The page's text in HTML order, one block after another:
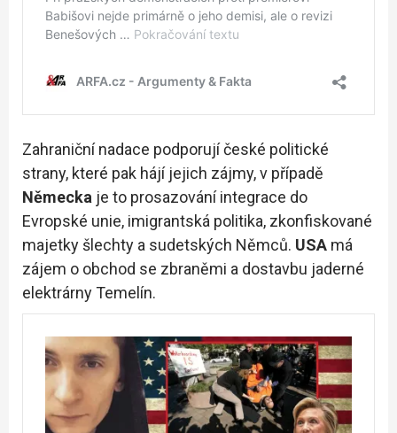
Zahraniční nadace podporují české politické
strany, které pak hájí jejich zájmy, v případě
Německa je to prosazování integrace do
Evropské unie, imigrantská politika, zkonfiskované
majetky šlechty a sudetských Němců. USA má
zájem o obchod se zbraněmi a dostavbu jaderné
elektrárny Temelín.